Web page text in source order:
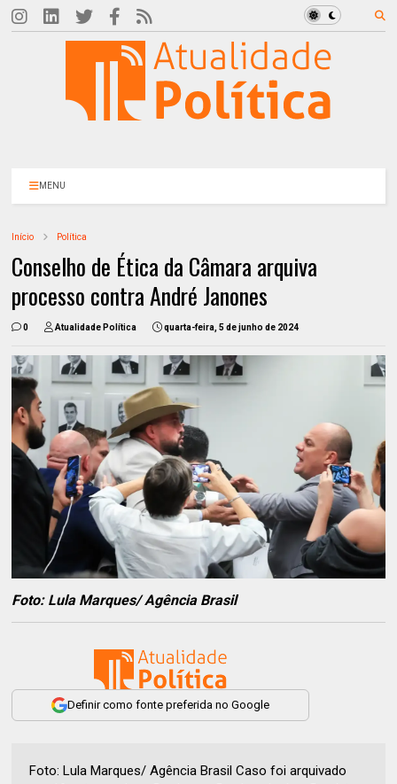
MENU
Início Política
Conselho de Ética da Câmara arquiva
processo contra André Janones
0 Atualidade Política quarta-feira, 5 de junho de 2024
Foto: Lula Marques/ Agência Brasil
Definir como fonte preferida no Google
Foto: Lula Marques/ Agência Brasil Caso foi arquivado